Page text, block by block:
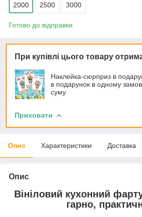
2000 2500 3000
Готово до відправки
При купівлі цього товару
Наклейка-сюрприз в
в подарунок в одному
суму
Приховати
Опис Характеристики Доставка
Опис
Вініловий кухонний
гарно,